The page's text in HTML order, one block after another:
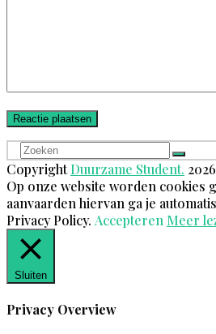
Zoeken
CopyrightDuurzame Student.
Op onze website worden cookies
aanvaarden hiervan ga je
Privacy Policy. Accepteren Meer
Sluiten
Privacy Overview